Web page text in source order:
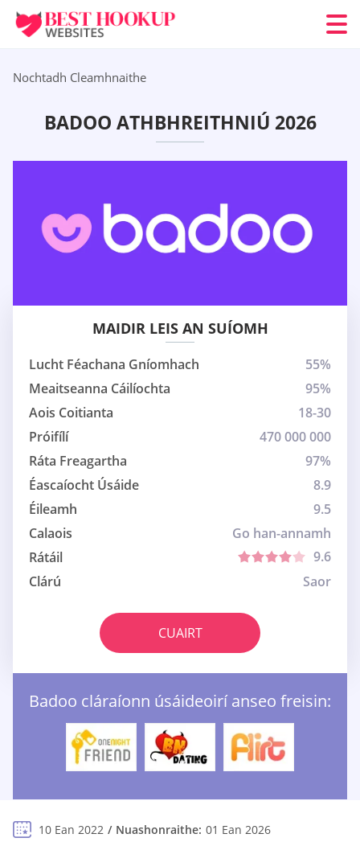
Nochtadh Cleamhnaithe
BADOO ATHBHREITHNIÚ 2026
MAIDIR LEIS AN SUÍOMH
Lucht Féachana Gníomhach
55%
Meaitseanna Cáilíochta
95%
Aois Coitianta
18-30
Próifílí
470 000 000
Ráta Freagartha
97%
Éascaíocht Úsáide
8.9
Éileamh
9.5
Calaois
Go han-annamh
Rátáil
9.6
Clárú
Saor
CUAIRT
Badoo cláraíonn úsáideoirí anseo freisin:
10 Ean 2022 Nuashonraithe: 01 Ean 2026